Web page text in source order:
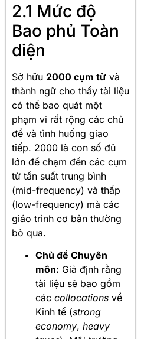
2.1 Mức độ
Bao phủ Toàn
diện
Sở hữu 2000 cụm từ và
thành ngữ cho thấy tài liệu
có thể bao quát một
phạm vi rất rộng các chủ
đề và tình huống giao
tiếp. 2000 là con số đủ
lớn để chạm đến các cụm
từ tần suất trung bình
(mid-frequency) và thấp
(low-frequency) mà các
giáo trình cơ bản thường
bỏ qua.
Chủ đề Chuyên
môn: Giả định rằng
tài liệu sẽ bao gồm
các collocations về
Kinh tế (strong
economy, heavy